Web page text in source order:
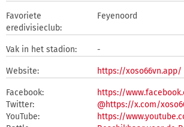
Favoriete
eredivisieclub:
Feyenoord
Vak in het stadion: -
Website: https://xoso66vn.app/
Facebook:
https://
Twitter:
@https://x.com/
YouTube:
https://